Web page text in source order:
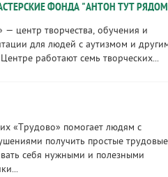
ФОНДА "АНТОН ТУТ
— центр творчества, обучения и
для людей с аутизмом и
работают семь творческих...
«Трудово» помогает людям с
получить простые трудовые
себя нужными и полезными